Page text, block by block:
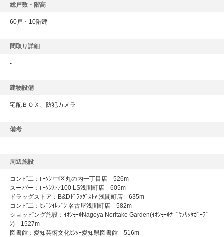
総戸数・階高
60戸・10階建
間取り詳細
-
建物設備
宅配ＢＯＸ、防犯カメラ
備考
周辺施設
コンビ二：ﾛｰｿﾝ 中区丸の内一丁目店 526m
スーパー：ﾛｰｿﾝｽﾄｱ100 LS浅間町店 605m
ドラッグストア：B&Dﾄﾞﾗｯｸﾞｽﾄｱ 浅間町店 635m
コンビ二：ｾﾌﾞﾝｲﾚﾌﾞﾝ 名古屋浅間町店 582m
ショッピング施設：ｲｵﾝﾓｰﾙNagoya Noritake Garden(ｲｵﾝﾓｰﾙﾅｺﾞﾔﾉﾘﾀｹｶﾞｰﾃﾞ
ﾝ) 1527m
図書館：愛知芸術文化ｾﾝﾀｰ愛知県図書館 516m